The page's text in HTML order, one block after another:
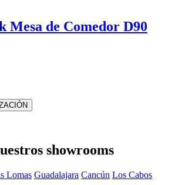
Mesa de Comedor D90
showrooms
Lomas Guadalajara Cancún Los Cabos